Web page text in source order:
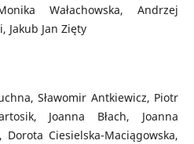
Wałachowska, Andrzej
Jakub Jan Zięty
Sławomir Antkiewicz, Piotr
Joanna Błach, Joanna
Dorota Ciesielska-Maciągowska,